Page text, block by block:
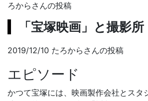
ろから さんの投稿
「宝塚映画」と撮影所
2019/12/10 たろからさんの投稿
エピソード
かつて宝塚には、映画製作会社とスタ